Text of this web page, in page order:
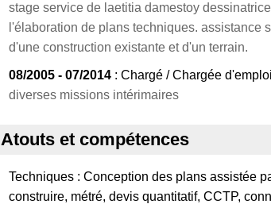
stage service de laetitia damestoy
l'élaboration de plans techniques. assistance
d'une construction existante et d'un terrain.
08/2005 - 07/2014 : Chargé / Chargée
diverses missions intérimaires
Atouts et compétences
Techniques : Conception des plans assistée
construire, métré, devis quantitatif, CCTP,